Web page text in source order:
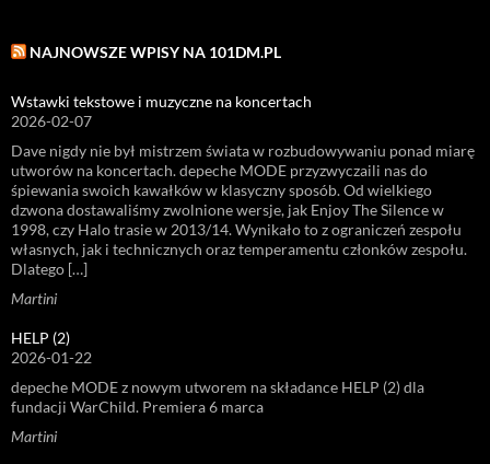
NAJNOWSZE WPISY NA 101DM.PL
Wstawki tekstowe i muzyczne na koncertach
2026-02-07
Dave nigdy nie był mistrzem świata w rozbudowywaniu ponad miarę
utworów na koncertach. depeche MODE przyzwyczaili nas do
śpiewania swoich kawałków w klasyczny sposób. Od wielkiego
dzwona dostawaliśmy zwolnione wersje, jak Enjoy The Silence w
1998, czy Halo trasie w 2013/14. Wynikało to z ograniczeń zespołu
własnych, jak i technicznych oraz temperamentu członków zespołu.
Dlatego […]
Martini
HELP (2)
2026-01-22
depeche MODE z nowym utworem na składance HELP (2) dla
fundacji WarChild. Premiera 6 marca
Martini